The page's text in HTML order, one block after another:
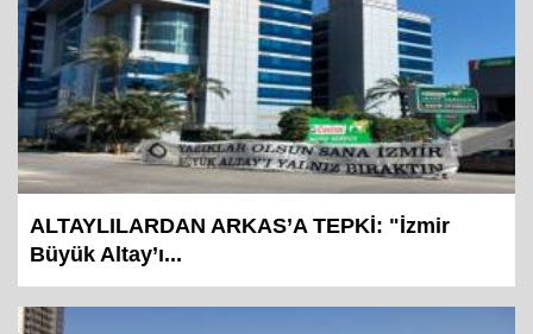
ALTAYLILARDAN ARKAS’A TEPKİ: "İzmir
Büyük Altay’ı...